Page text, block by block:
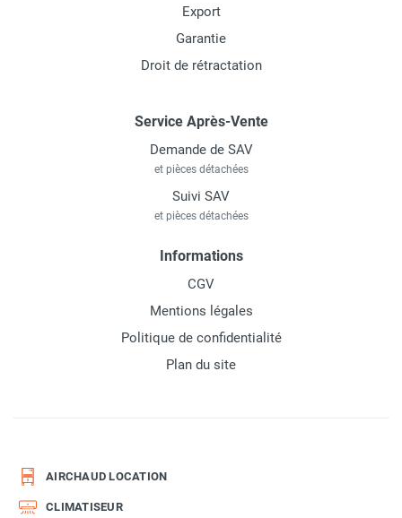
Export
Garantie
Droit de rétractation
Service Après-Vente
Demande de SAV
et pièces détachées
Suivi SAV
et pièces détachées
Informations
CGV
Mentions légales
Politique de confidentialité
Plan du site
AIRCHAUD LOCATION
CLIMATISEUR